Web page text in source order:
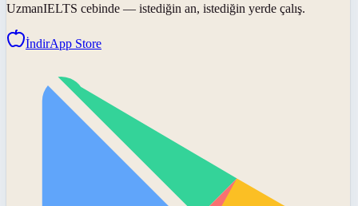
UzmanIELTS cebinde — istediğin an, istediğin yerde çalış.
İndirApp Store